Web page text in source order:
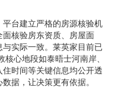
台建立严格的房源核验机
核验房东资质、房屋面
实际一致。莱英家目前已
心地段如泰晤士河南岸、
时间等关键信息均公开透
据，让决策更有依据。